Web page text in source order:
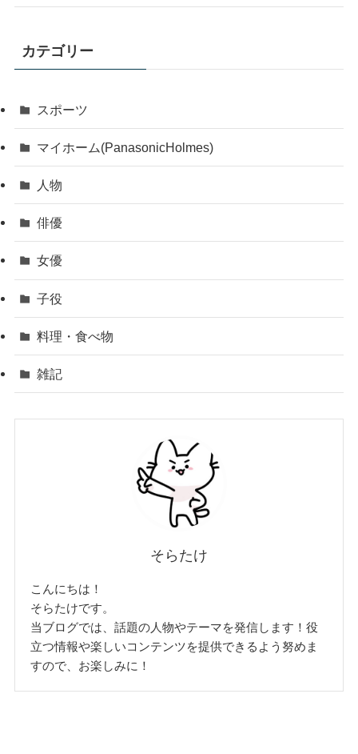
カテゴリー
スポーツ
マイホーム(PanasonicHolmes)
人物
俳優
女優
子役
料理・食べ物
雑記
そらたけ
こんにちは！
そらたけです。
当ブログでは、話題の人物やテーマを発信します！役
立つ情報や楽しいコンテンツを提供できるよう努めま
すので、お楽しみに！